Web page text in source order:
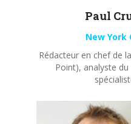
Paul
New York
Rédacteur en chef de
Point), analyste